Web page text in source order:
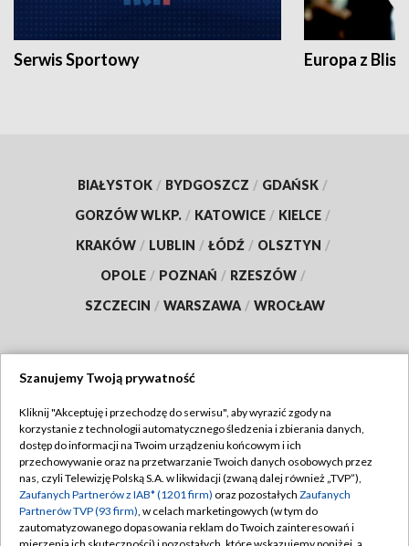
Serwis Sportowy Europa z
BIAŁYSTOK / BYDGOSZCZ / GDAŃSK /
GORZÓW WLKP. / KATOWICE / KIELCE /
KRAKÓW / LUBLIN / ŁÓDŹ / OLSZTYN /
OPOLE / POZNAŃ / RZESZÓW /
SZCZECIN / WARSZAWA / WROCŁAW
TVP
Abonament TVP
Emisja w TVP
Centrum informacji TVP
Regulamin TVP
Polityka prywatności
Moje zgody
Szanujemy Twoją prywatność
Kliknij "Akceptuję i przechodzę do serwisu", aby wyrazić zgody na
korzystanie z technologii automatycznego śledzenia i zbierania danych,
dostęp do informacji na Twoim urządzeniu końcowym i ich
przechowywanie oraz na przetwarzanie Twoich danych osobowych przez
nas, czyli Telewizję Polską S.A. w likwidacji (zwaną dalej również „TVP”),
Zaufanych Partnerów z IAB* (1201 firm) oraz pozostałych Zaufanych
Partnerów TVP (93 firm), w celach marketingowych (w tym do
zautomatyzowanego dopasowania reklam do Twoich zainteresowań i